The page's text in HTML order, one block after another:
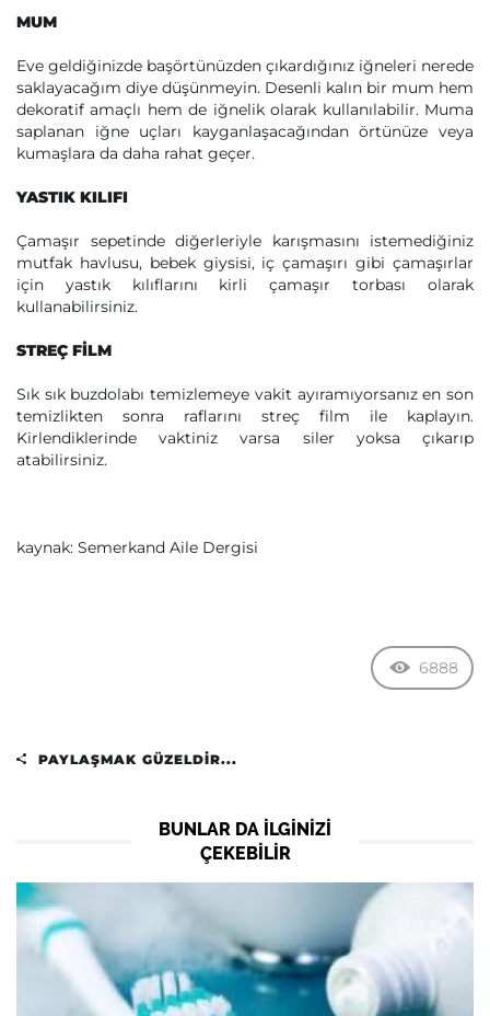
MUM
Eve geldiğinizde başörtünüzden çıkardığınız iğneleri nerede
saklayacağım diye düşünmeyin. Desenli kalın bir mum hem
dekoratif amaçlı hem de iğnelik olarak kullanılabilir. Muma
saplanan iğne uçları kayganlaşacağından örtünüze veya
kumaşlara da daha rahat geçer.
YASTIK KILIFI
Çamaşır sepetinde diğerleriyle karışmasını istemediğiniz
mutfak havlusu, bebek giysisi, iç çamaşırı gibi çamaşırlar
için yastık kılıflarını kirli çamaşır torbası olarak
kullanabilirsiniz.
STREÇ FİLM
Sık sık buzdolabı temizlemeye vakit ayıramıyorsanız en son
temizlikten sonra raflarını streç film ile kaplayın.
Kirlendiklerinde vaktiniz varsa siler yoksa çıkarıp
atabilirsiniz.
kaynak: Semerkand Aile Dergisi
6888
PAYLAŞMAK GÜZELDIR...
BUNLAR DA ILGINIZI
ÇEKEBILIR